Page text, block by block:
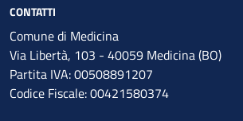
CONTATTI
Comune di Medicina
Via Libertà, 103 - 40059 Medicina (BO)
Partita IVA: 00508891207
Codice Fiscale: 00421580374